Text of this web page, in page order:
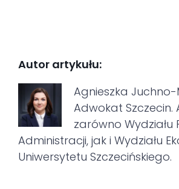
Autor artykułu:
Agnieszka
Adwokat Szczecin.
zarówno Wydziału
Administracji, jak i Wydziału
Uniwersytetu Szczecińskiego.